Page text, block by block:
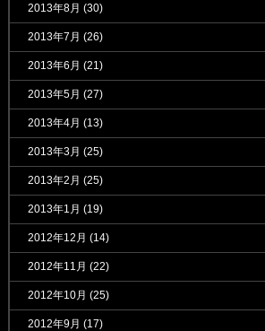
2013年8月 (30)
2013年7月 (26)
2013年6月 (21)
2013年5月 (27)
2013年4月 (13)
2013年3月 (25)
2013年2月 (25)
2013年1月 (19)
2012年12月 (14)
2012年11月 (22)
2012年10月 (25)
2012年9月 (17)